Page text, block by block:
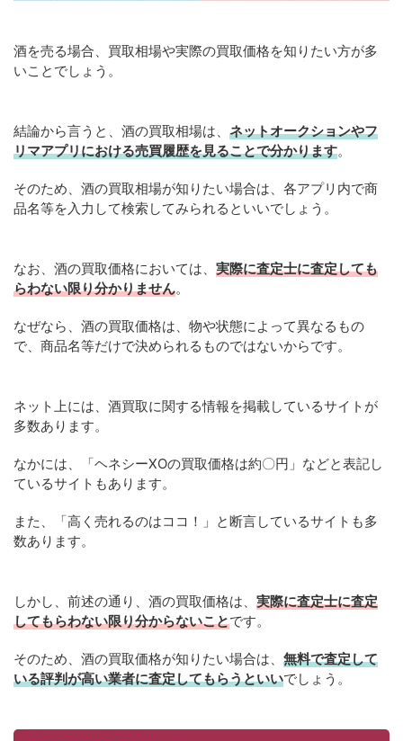
酒を売る場合、買取相場や実際の買取価格を知りたい方が多
いことでしょう。
結論から言うと、酒の買取相場は、 ネットオークションやフ
リマアプリにおける売買履歴を見ることで分かります。
そのため、酒の買取相場が知りたい場合は、各アプリ内で商
品名等を入力して検索してみられるといいでしょう。
なお、酒の買取価格においては、 実際に査定士に査定しても
らわない限り分かりません。
なぜなら、酒の買取価格は、物や状態によって異なるもの
で、商品名等だけで決められるものではないからです。
ネット上には、酒買取に関する情報を掲載しているサイトが
多数あります。
なかには、「ヘネシーXOの買取価格は約〇円」などと表記し
ているサイトもあります。
また、「高く売れるのはココ！」と断言しているサイトも多
数あります。
しかし、前述の通り、酒の買取価格は、 実際に査定士に査定
してもらわない限り分からないことです。
そのため、酒の買取価格が知りたい場合は、 無料で査定して
いる評判が高い業者に査定してもらうといいでしょう。